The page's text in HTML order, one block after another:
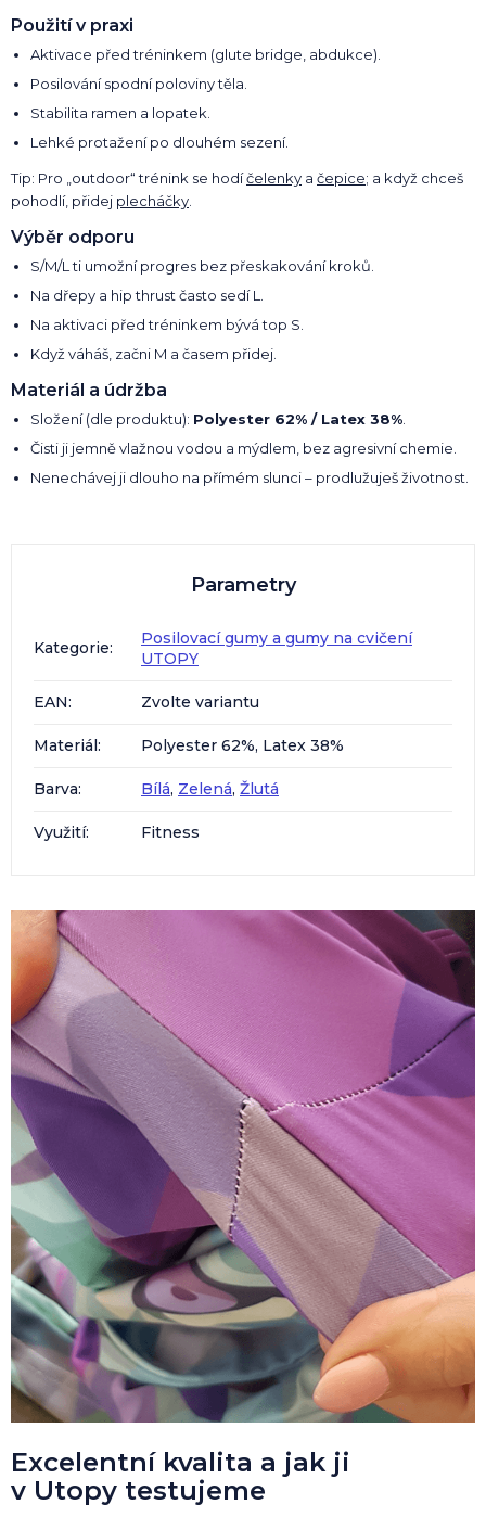
Použití v praxi
Aktivace před tréninkem (glute bridge, abdukce).
Posilování spodní poloviny těla.
Stabilita ramen a lopatek.
Lehké protažení po dlouhém sezení.
Tip: Pro „outdoor“ trénink se hodíčelenky a čepice; a když chceš
pohodlí, přidej plecháčky
Výběr odporu
S/M/L ti umožní progres bez přeskakování kroků.
Na dřepy a hip thrust často sedí L.
Na aktivaci před tréninkem bývá top S.
Když váháš, začni M a časem přidej.
Materiál a údržba
Složení (dle produktu): Polyester 62% / Latex 38%
Čisti ji jemně vlažnou vodou a mýdlem, bez agresivní chemie.
Nenechávej ji dlouho na přímém slunci – prodlužuješ životnost.
Parametry
Kategorie:
Posilovací gumy a gumy na cvičení
UTOPY
EAN: Zvolte variantu
Materiál: Polyester 62%, Latex 38%
Barva: Bílá, Zelená, Žlutá
Využití: Fitness
Excelentní kvalita a jak ji
v Utopy testujeme